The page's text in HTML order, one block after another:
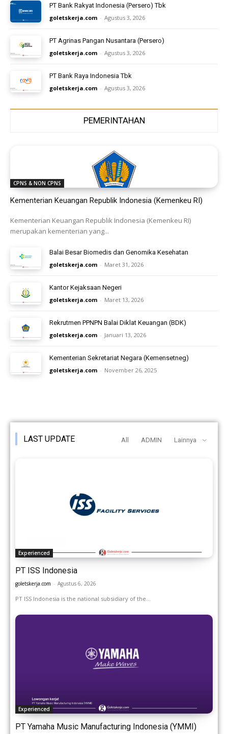
PT Bank Rakyat Indonesia (Persero) Tbk
goletskerja.com - Agustus 3, 2026
PT Agrinas Pangan Nusantara (Persero)
goletskerja.com - Agustus 3, 2026
PT Bank Raya Indonesia Tbk
goletskerja.com - Agustus 3, 2026
PEMERINTAHAN
CPNS & NON CPNS
Kementerian Keuangan Republik Indonesia (Kemenkeu RI)
Kementerian Keuangan Republik Indonesia (Kemenkeu RI)
merupakan kementerian yang...
Balai Besar Biomedis dan Genomika Kesehatan
goletskerja.com - Maret 31, 2026
Kantor Kejaksaan Negeri
goletskerja.com - Maret 13, 2026
Rekrutmen PPNPN Balai Diklat Keuangan (BDK)
goletskerja.com - Januari 13, 2026
Kementerian Sekretariat Negara (Kemensetneg)
goletskerja.com - November 26, 2025
LAST UPDATE All ADMIN Lainnya
Experienced
PT ISS Indonesia
goletskerja.com - Agustus 6, 2026
PT ISS Indonesia is the national subsidiary of the...
Experienced
PT Yamaha Music Manufacturing Indonesia (YMMI)